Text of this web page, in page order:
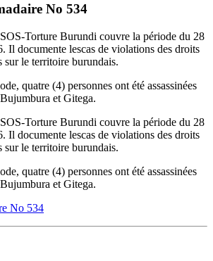
No 534
Torture Burundi couvre la période du 28
. Il documente lescas de violations des droits
sur le territoire burundais.
quatre (4) personnes ont été assassinées
et Gitega.
Torture Burundi couvre la période du 28
. Il documente lescas de violations des droits
sur le territoire burundais.
quatre (4) personnes ont été assassinées
et Gitega.
No 534